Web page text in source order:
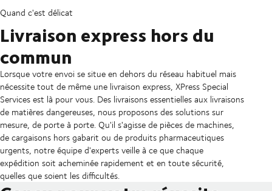
Quand c'est délicat
Livraison express hors du
commun
Lorsque votre envoi se situe en dehors du réseau habituel mais
nécessite tout de même une livraison express, XPress Special
Services est là pour vous. Des livraisons essentielles aux livraisons
de matières dangereuses, nous proposons des solutions sur
mesure, de porte à porte. Qu'il s'agisse de pièces de machines,
de cargaisons hors gabarit ou de produits pharmaceutiques
urgents, notre équipe d'experts veille à ce que chaque
expédition soit acheminée rapidement et en toute sécurité,
quelles que soient les difficultés.